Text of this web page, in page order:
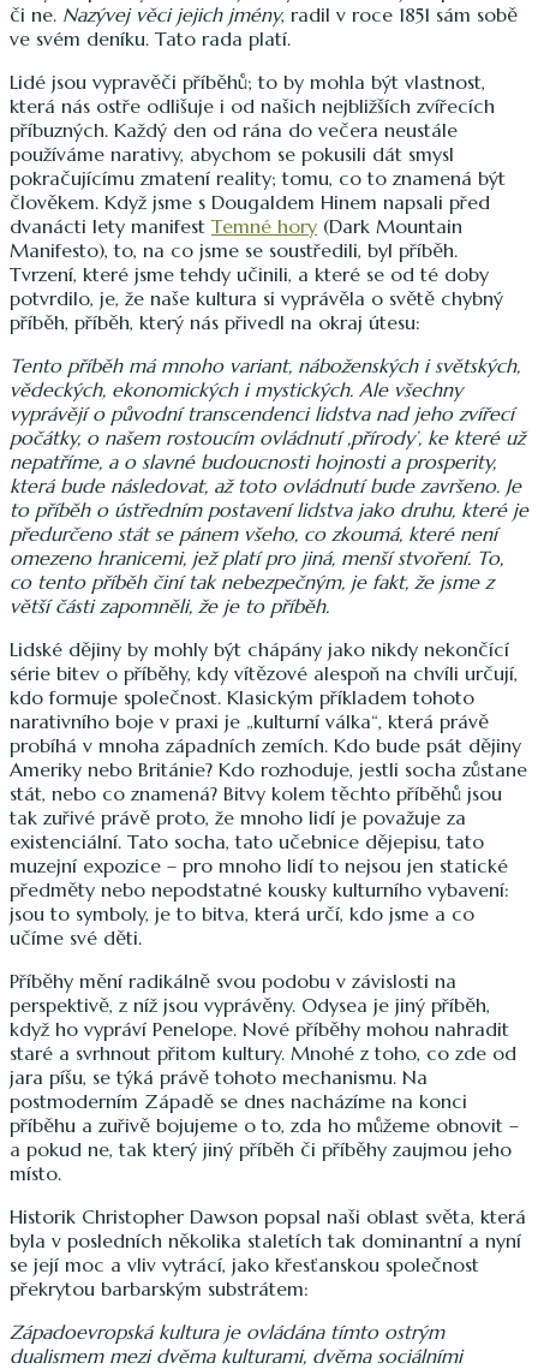
či ne. Nazývej věci jejich jmény, radil v roce 1851 sám sobě
ve svém deníku. Tato rada platí.
Lidé jsou vypravěči příběhů; to by mohla být vlastnost,
která nás ostře odlišuje i od našich nejbližších zvířecích
příbuzných. Každý den od rána do večera neustále
používáme narativy, abychom se pokusili dát smysl
pokračujícímu zmatení reality; tomu, co to znamená být
člověkem. Když jsme s Dougaldem Hinem napsali před
dvanácti lety manifest Temné hory (Dark Mountain
Manifesto), to, na co jsme se soustředili, byl příběh.
Tvrzení, které jsme tehdy učinili, a které se od té doby
potvrdilo, je, že naše kultura si vyprávěla o světě chybný
příběh, příběh, který nás přivedl na okraj útesu:
Tento příběh má mnoho variant, náboženských i světských,
vědeckých, ekonomických i mystických. Ale všechny
vyprávějí o původní transcendenci lidstva nad jeho zvířecí
počátky, o našem rostoucím ovládnutí ,přírody’, ke které už
nepatříme, a o slavné budoucnosti hojnosti a prosperity,
která bude následovat, až toto ovládnutí bude završeno. Je
to příběh o ústředním postavení lidstva jako druhu, které je
předurčeno stát se pánem všeho, co zkoumá, které není
omezeno hranicemi, jež platí pro jiná, menší stvoření. To,
co tento příběh činí tak nebezpečným, je fakt, že jsme z
větší části zapomněli, že je to příběh.
Lidské dějiny by mohly být chápány jako nikdy nekončící
série bitev o příběhy, kdy vítězové alespoň na chvíli určují,
kdo formuje společnost. Klasickým příkladem tohoto
narativního boje v praxi je „kulturní válka“, která právě
probíhá v mnoha západních zemích. Kdo bude psát dějiny
Ameriky nebo Británie? Kdo rozhoduje, jestli socha zůstane
stát, nebo co znamená? Bitvy kolem těchto příběhů jsou
tak zuřivé právě proto, že mnoho lidí je považuje za
existenciální. Tato socha, tato učebnice dějepisu, tato
muzejní expozice – pro mnoho lidí to nejsou jen statické
předměty nebo nepodstatné kousky kulturního vybavení:
jsou to symboly, je to bitva, která určí, kdo jsme a co
učíme své děti.
Příběhy mění radikálně svou podobu v závislosti na
perspektivě, z níž jsou vyprávěny. Odysea je jiný příběh,
když ho vypráví Penelope. Nové příběhy mohou nahradit
staré a svrhnout přitom kultury. Mnohé z toho, co zde od
jara píšu, se týká právě tohoto mechanismu. Na
postmoderním Západě se dnes nacházíme na konci
příběhu a zuřivě bojujeme o to, zda ho můžeme obnovit –
a pokud ne, tak který jiný příběh či příběhy zaujmou jeho
místo.
Historik Christopher Dawson popsal naši oblast světa, která
byla v posledních několika staletích tak dominantní a nyní
se její moc a vliv vytrácí, jako křesťanskou společnost
překrytou barbarským substrátem:
Západoevropská kultura je ovládána tímto ostrým
dualismem mezi dvěma kulturami, dvěma sociálními